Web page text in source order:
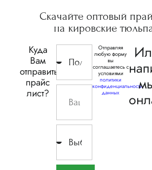
Скачайте оптовый
на кировские
Куда
Вам
отправить
прайс
лист?
Отправляя
любую форму
вы
соглашаетесь с
условиями
политики
конфиденциальности
данных